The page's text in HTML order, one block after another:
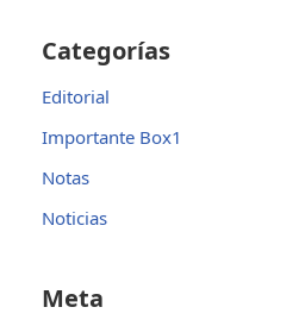
Categorías
Editorial
Importante Box1
Notas
Noticias
Meta